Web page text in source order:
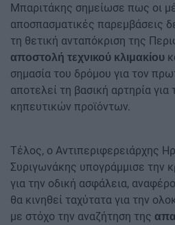
Μπαριτάκης σημείωσε πως οι
αποσπασματικές παρεμβάσεις
τη θετική ανταπόκριση της
αποστολή τεχνικού κλιμακίου
σημασία του δρόμου για τον
αποτελεί τη βασική αρτηρία για
κηπευτικών προϊόντων.
Τέλος, ο Αντιπεριφερειάρχης
Συριγωνάκης υπογράμμισε την
για την οδική ασφάλεια,
θα κινηθεί ταχύτατα για την
με στόχο την αναζήτηση της